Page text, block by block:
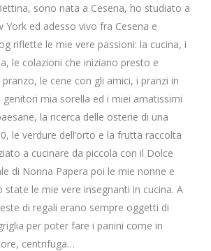
sono nata a Cesena, ho studiato a
York ed adesso vivo fra Cesena e
riflette le mie vere passioni: la cucina, i
le colazioni che iniziano presto e
pranzo, le cene con gli amici, i pranzi in
mia sorella ed i miei amatissimi
la ricerca delle osterie di una
le verdure dell’orto e la frutta raccolta
a cucinare da piccola con il Dolce
di Nonna Papera poi le mie nonne e
le mie vere insegnanti in cucina. A
di regali erano sempre oggetti di
per poter fare i panini come in
centrifuga…